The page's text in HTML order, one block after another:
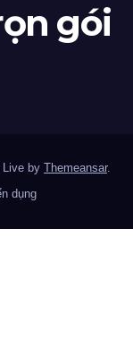
gói
Live by Themeansar.
dụng